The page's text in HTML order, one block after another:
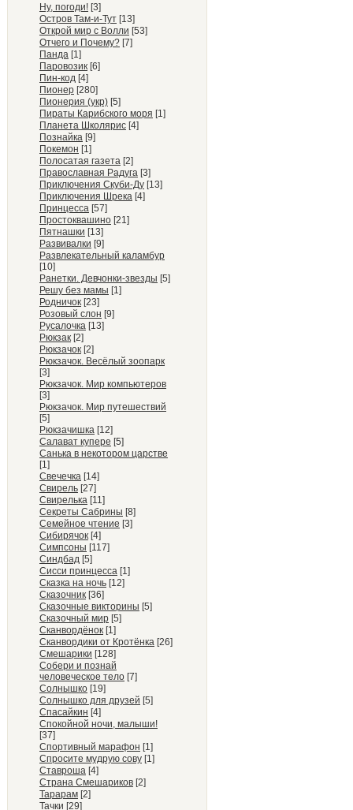
Ну, погоди! [3]
Остров Там-и-Тут [13]
Открой мир с Волли [53]
Отчего и Почему? [7]
Панда [1]
Паровозик [6]
Пин-код [4]
Пионер [280]
Пионерия (укр) [5]
Пираты Карибского моря [1]
Планета Школярис [4]
Познайка [9]
Покемон [1]
Полосатая газета [2]
Православная Радуга [3]
Приключения Скуби-Ду [13]
Приключения Шрека [4]
Принцесса [57]
Простоквашино [21]
Пятнашки [13]
Развивалки [9]
Развлекательный каламбур
[10]
Ранетки. Девчонки-звезды [5]
Решу без мамы [1]
Родничок [23]
Розовый слон [9]
Русалочка [13]
Рюкзак [2]
Рюкзачок [2]
Рюкзачок. Весёлый зоопарк
[3]
Рюкзачок. Мир компьютеров
[3]
Рюкзачок. Мир путешествий
[5]
Рюкзачишка [12]
Салават купере [5]
Санька в некотором царстве
[1]
Свечечка [14]
Свирель [27]
Свирелька [11]
Секреты Сабрины [8]
Семейное чтение [3]
Сибирячок [4]
Симпсоны [117]
Синдбад [5]
Сисси принцесса [1]
Сказка на ночь [12]
Сказочник [36]
Сказочные викторины [5]
Сказочный мир [5]
Сканвордёнок [1]
Сканвордики от Кротёнка [26]
Смешарики [128]
Собери и познай
человеческое тело [7]
Солнышко [19]
Солнышко для друзей [5]
Спасайкин [4]
Спокойной ночи, малыши!
[37]
Спортивный марафон [1]
Спросите мудрую сову [1]
Ставроша [4]
Страна Смешариков [2]
Тарарам [2]
Тачки [29]